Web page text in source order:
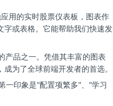
用的实时股票仪表板，图表作
字或表格。它能帮助我们快速发
产品之一。凭借其丰富的图表
为了全球前端开发者的首选。
一印象是"配置项繁多"、"学习